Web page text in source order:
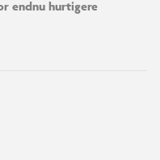
endnu hurtigere